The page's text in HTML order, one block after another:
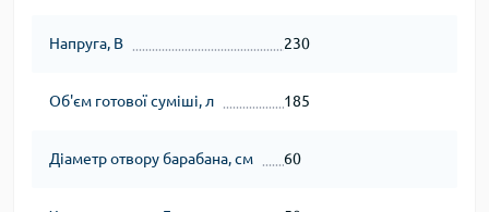
Напруга, В 230
Об'єм готової суміші, л 185
Діаметр отвору барабана, см 60